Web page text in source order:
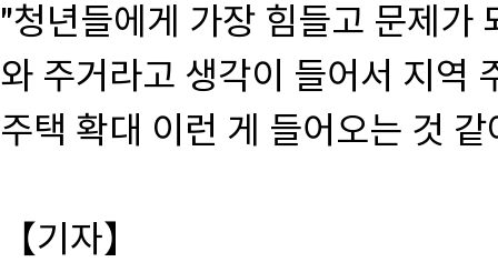
"청년들에게 가장 힘들고 문제가
와 주거라고 생각이 들어서 지역
주택 확대 이런 게 들어오는 것
【기자】